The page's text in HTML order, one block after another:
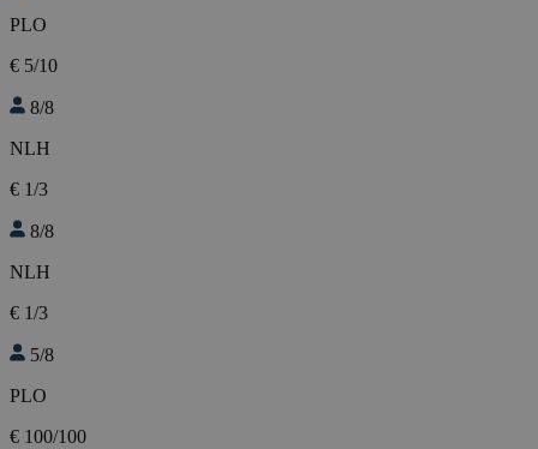
PLO
€ 5/10
8/8
NLH
€ 1/3
8/8
NLH
€ 1/3
5/8
PLO
€ 100/100